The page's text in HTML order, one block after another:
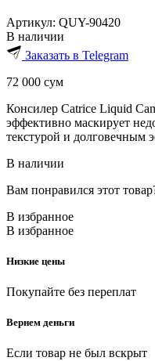
Артикул: QUY-90420
В наличии
Заказать в Telegram
72 000 сум
Консилер Catrice Liquid
эффективно маскирует
текстурой и долговечным
В наличии
Вам понравился этот
В избранное
В избранное
Низкие цены
Покупайте без переплат
Вернем деньги
Если товар не был вскрыт